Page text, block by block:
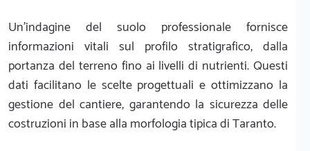
Un'indagine del suolo professionale fornisce
informazioni vitali sul profilo stratigrafico, dalla
portanza del terreno fino ai livelli di nutrienti. Questi
dati facilitano le scelte progettuali e ottimizzano la
gestione del cantiere, garantendo la sicurezza delle
costruzioni in base alla morfologia tipica di Taranto.